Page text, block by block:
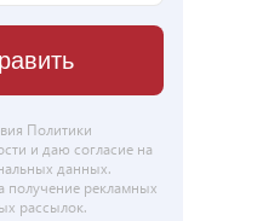
Политики
и даю согласие на
данных.
получение рекламных
рассылок.